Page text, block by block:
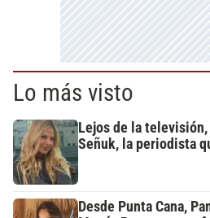
Lo más visto
Lejos de la
Señuk, la periodista
Desde Punta Cana,